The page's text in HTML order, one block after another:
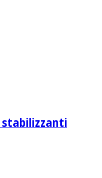
stabilizzanti